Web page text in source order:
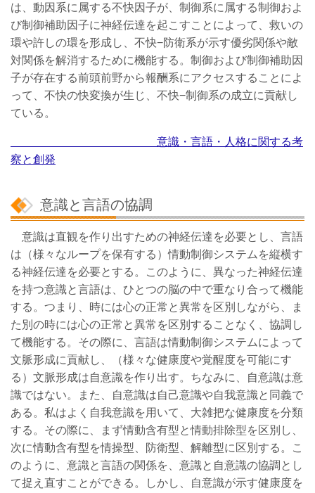
は、動因系に属する不快因子が、制御系に属する制御およ
び制御補助因子に神経伝達を起こすことによって、救いの
環や許しの環を形成し、不快−防衛系が示す優劣関係や敵
対関係を解消するために機能する。制御および制御補助因
子が存在する前頭前野から報酬系にアクセスすることによ
って、不快の快変換が生じ、不快−制御系の成立に貢献し
ている。
意識・言語・人格に関する考
察と創発
意識と言語の協調
意識は直観を作り出すための神経伝達を必要とし、言語
は（様々なループを保有する）情動制御システムを縦横す
る神経伝達を必要とする。このように、異なった神経伝達
を持つ意識と言語は、ひとつの脳の中で重なり合って機能
する。つまり、時には心の正常と異常を区別しながら、ま
た別の時には心の正常と異常を区別することなく、協調し
て機能する。その際に、言語は情動制御システムによって
文脈形成に貢献し、（様々な健康度や覚醒度を可能にす
る）文脈形成は自意識を作り出す。ちなみに、自意識は意
識ではない。また、自意識は自己意識や自我意識と同義で
ある。私はよく自我意識を用いて、大雑把な健康度を分類
する。その際に、まず情動含有型と情動排除型を区別し、
次に情動含有型を情操型、防衛型、解離型に区別する。こ
のように、意識と言語の関係を、意識と自意識の協調とし
て捉え直すことができる。しかし、自意識が示す健康度を